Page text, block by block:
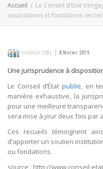
Accueil
Le Conseil d’Etat
associations et fondations
Institut ISBL | 8 février 2019
Une jurisprudence à
Le Conseil d’État publie, en
manière exhaustive, la
pour une meilleure
sera mise à jour deux fois par
Ces recueils témoignent
d’apporter un soutien
ou fondations.
source : http://www.conseil-